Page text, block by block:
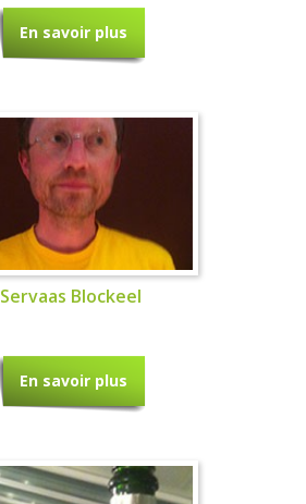
En savoir plus
Servaas Blockeel
En savoir plus